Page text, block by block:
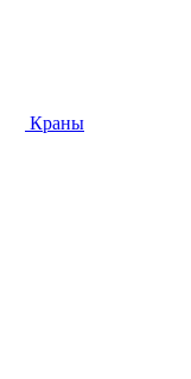
Краны